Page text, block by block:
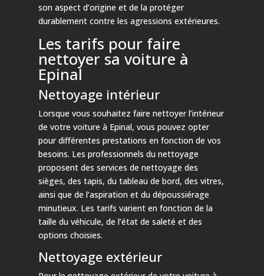
son aspect d’origine et de la protéger
durablement contre les agressions extérieures.
Les tarifs pour faire
nettoyer sa voiture à
Epinal
Nettoyage intérieur
Lorsque vous souhaitez faire nettoyer l’intérieur
de votre voiture à Epinal, vous pouvez opter
pour différentes prestations en fonction de vos
besoins. Les professionnels du nettoyage
proposent des services de nettoyage des
sièges, des tapis, du tableau de bord, des vitres,
ainsi que de l’aspiration et du dépoussiérage
minutieux. Les tarifs varient en fonction de la
taille du véhicule, de l’état de saleté et des
options choisies.
Nettoyage extérieur